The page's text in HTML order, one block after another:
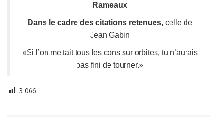
Rameaux
Dans le cadre des citations retenues, celle de
Jean Gabin
«Si l’on mettait tous les cons sur orbites, tu n’aurais
pas fini de tourner.»
3 066